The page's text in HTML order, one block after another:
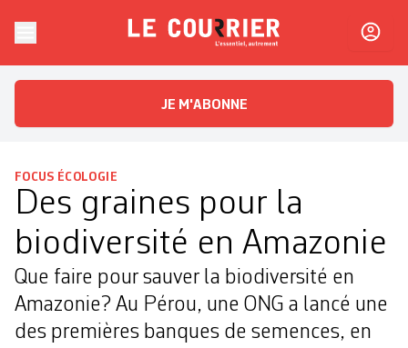
Le CourrierL'essentiel, autrement
JE M'ABONNE
FOCUS ÉCOLOGIE
Des graines pour la
biodiversité en Amazonie
Que faire pour sauver la biodiversité en
Amazonie? Au Pérou, une ONG a lancé une
des premières banques de semences, en